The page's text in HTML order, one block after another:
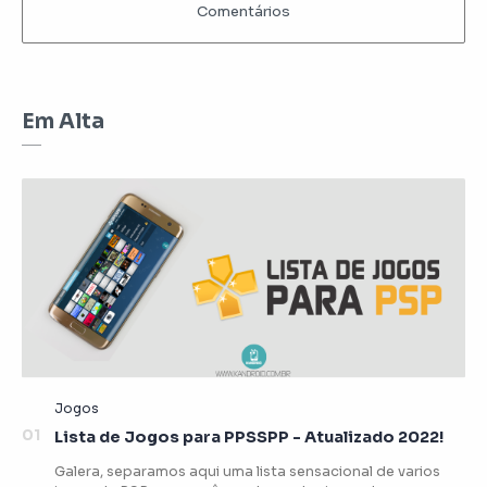
Em Alta
Lista de Jogos para PPSSPP - Atualizado 2022!
Galera, separamos aqui uma lista sensacional de varios